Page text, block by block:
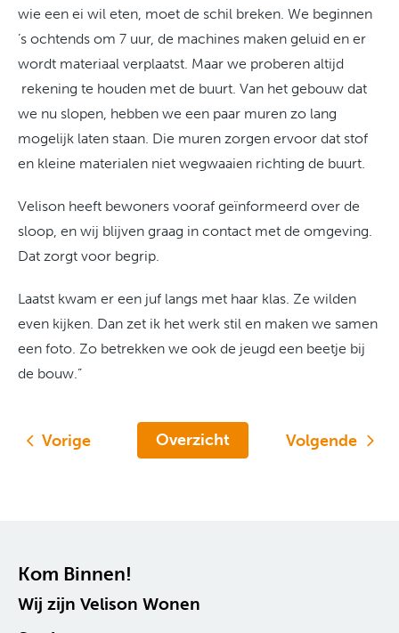
wie een ei wil eten, moet de schil breken. We beginnen
’s ochtends om 7 uur, de machines maken geluid en er
wordt materiaal verplaatst. Maar we proberen altijd
rekening te houden met de buurt. Van het gebouw dat
we nu slopen, hebben we een paar muren zo lang
mogelijk laten staan. Die muren zorgen ervoor dat stof
en kleine materialen niet wegwaaien richting de buurt.
Velison heeft bewoners vooraf geïnformeerd over de
sloop, en wij blijven graag in contact met de omgeving.
Dat zorgt voor begrip.
Laatst kwam er een juf langs met haar klas. Ze wilden
even kijken. Dan zet ik het werk stil en maken we samen
een foto. Zo betrekken we ook de jeugd een beetje bij
de bouw.”
Volgende
Overzicht
Vorige
Contactinformatie
Kom Binnen!
Wij zijn Velison Wonen